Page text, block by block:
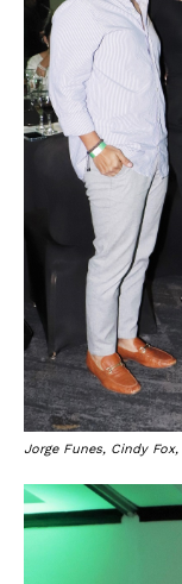
Jorge Funes, Cindy